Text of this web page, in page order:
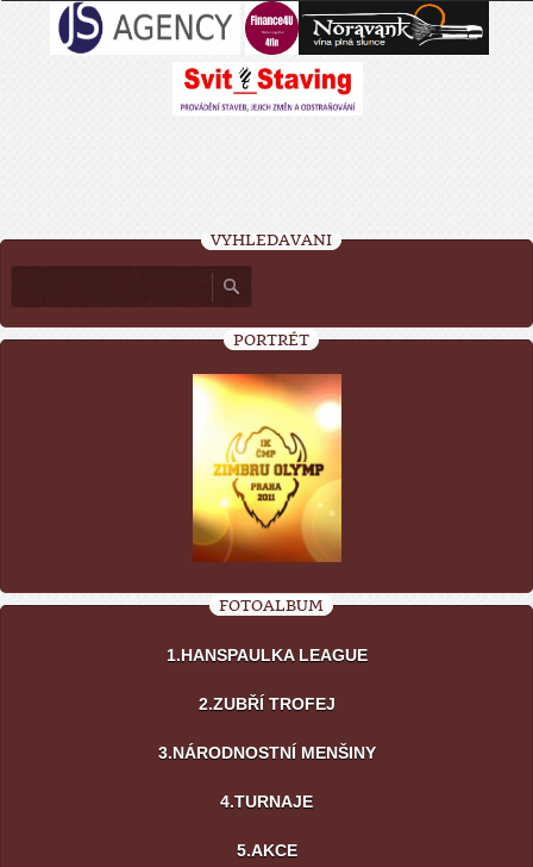
VYHLEDÁVÁNÍ
PORTRÉT
FOTOALBUM
1.HANSPAULKA LEAGUE
2.ZUBŘÍ TROFEJ
3.NÁRODNOSTNÍ MENŠINY
4.TURNAJE
5.AKCE